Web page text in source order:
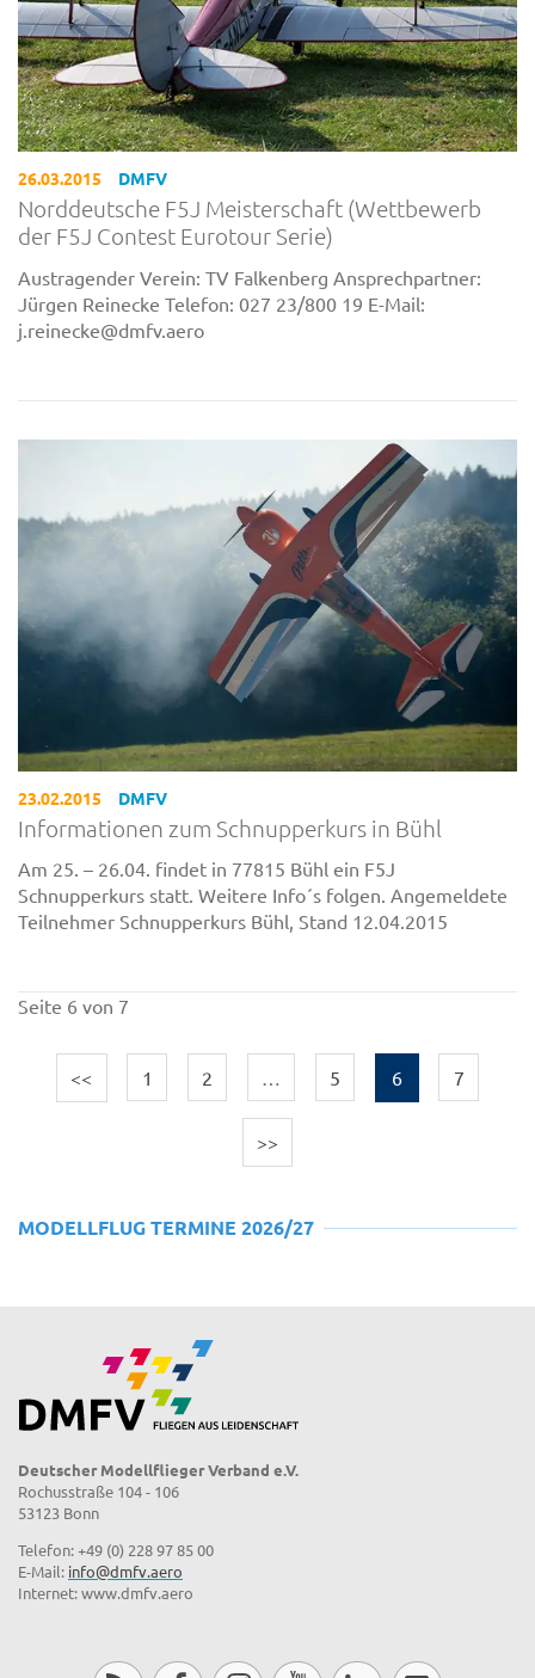
26.03.2015 DMFV
Norddeutsche F5J Meisterschaft (Wettbewerb
der F5J Contest Eurotour Serie)
Austragender Verein: TV Falkenberg Ansprechpartner:
Jürgen Reinecke Telefon: 027 23/800 19 E-Mail:
j.reinecke@dmfv.aero
23.02.2015 DMFV
Informationen zum Schnupperkurs in Bühl
Am 25. – 26.04. findet in 77815 Bühl ein F5J
Schnupperkurs statt. Weitere Info´s folgen. Angemeldete
Teilnehmer Schnupperkurs Bühl, Stand 12.04.2015
Seite 6 von 7
<< 1 2 … 5 6 7
>>
MODELLFLUG TERMINE 2026/27
Deutscher Modellflieger Verband e.V.
Rochusstraße 104 - 106
53123 Bonn
Telefon: +49 (0) 228 97 85 00
E-Mail: info@dmfv.aero
Internet: www.dmfv.aero